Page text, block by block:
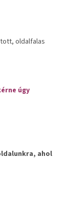
oldalfalas
úgy
ahol